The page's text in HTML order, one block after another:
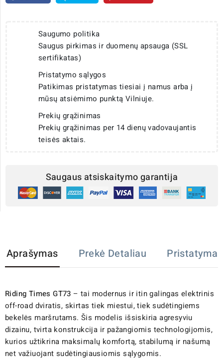
Saugumo politika
Saugus pirkimas ir duomenų apsauga (SSL
sertifikatas)
Pristatymo sąlygos
Patikimas pristatymas tiesiai į namus arba į
mūsų atsiėmimo punktą Vilniuje.
Prekių grąžinimas
Prekių grąžinimas per 14 dienų vadovaujantis
teisės aktais.
Saugaus atsiskaitymo garantija
Aprašymas Prekė Detaliau Pristatymas
Riding Times GT73 – tai modernus ir itin galingas elektrinis
off-road dviratis, skirtas tiek miestui, tiek sudėtingiems
bekelės maršrutams. Šis modelis išsiskiria agresyviu
dizainu, tvirta konstrukcija ir pažangiomis technologijomis,
kurios užtikrina maksimalų komfortą, stabilumą ir našumą
net važiuojant sudėtingiausiomis sąlygomis.